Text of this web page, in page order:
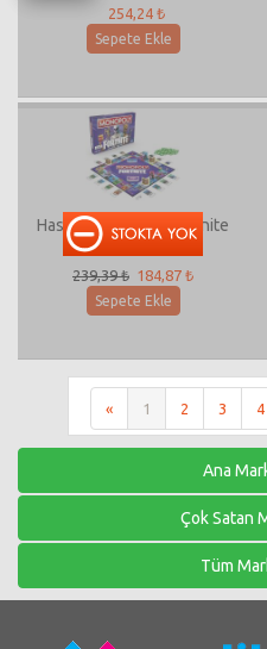
254,24 ₺
Sepete Ekle
Hasbro Monopoly Fortnite
E6603
239,39 ₺ 184,87 ₺
Sepete Ekle
« 1 2 3 4
Ana
Çok Satan
Tüm